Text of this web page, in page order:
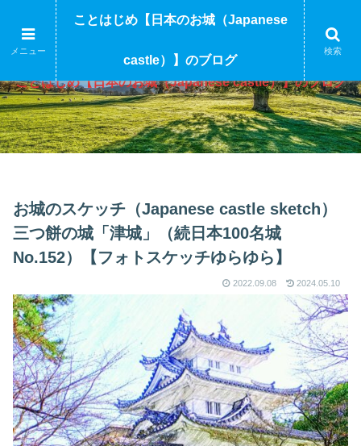
ことはじめ【日本のお城（Japanese castle）】のブログ
お城のスケッチ（Japanese castle sketch）
三つ餅の城「津城」（続日本100名城
No.152）【フォトスケッチゆらゆら】
2022.09.08 2024.05.10
メニュー
ことはじめ【日本のお城（Japanese
castle）】のブログ
検索